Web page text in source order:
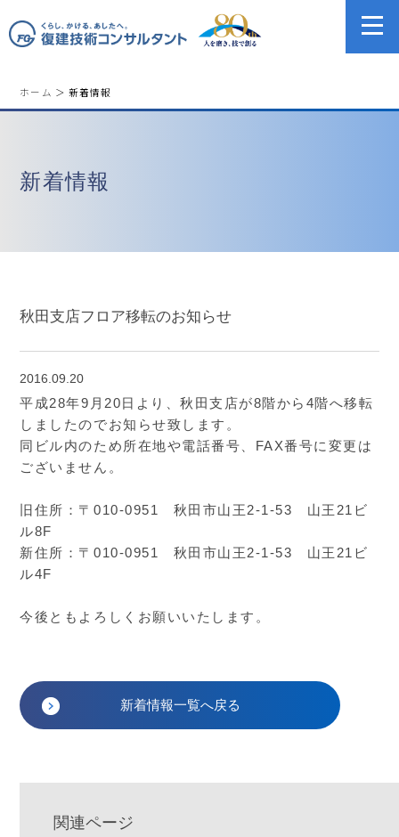
ホーム ＞ 新着情報
新着情報
秋田支店フロア移転のお知らせ
2016.09.20
平成28年9月20日より、秋田支店が8階から4階へ移転
しましたのでお知らせ致します。
同ビル内のため所在地や電話番号、FAX番号に変更は
ございません。
旧住所：〒010-0951 秋田市山王2-1-53 山王21ビ
ル8F
新住所：〒010-0951 秋田市山王2-1-53 山王21ビ
ル4F
今後ともよろしくお願いいたします。
新着情報一覧へ戻る
関連ページ